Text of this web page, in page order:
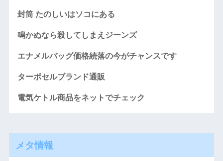
封筒 たのしいはソコにある
鳴かぬなら殺してしまえジーンズ
エナメルバッグ価格続落の今がチャンスです
ターボセルブランド通販
電気ケトル商品をネットでチェック
メタ情報